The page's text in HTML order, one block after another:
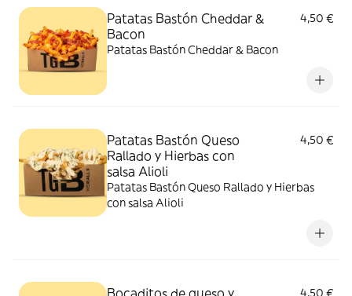
Patatas Bastón Cheddar &
Bacon
4,50 €
Patatas Bastón Cheddar & Bacon
Patatas Bastón Queso
Rallado y Hierbas con
salsa Alioli
4,50 €
Patatas Bastón Queso Rallado y Hierbas
con salsa Alioli
Bocaditos de queso y 4,50 €